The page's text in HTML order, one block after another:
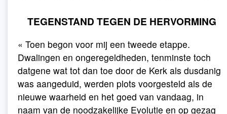
TEGENSTAND TEGEN DE HERVORMING
« Toen begon voor mij een tweede etappe.
Dwalingen en ongeregeldheden, tenminste toch
datgene wat tot dan toe door de Kerk als dusdanig
was aangeduid, werden plots voorgesteld als de
nieuwe waarheid en het goed van vandaag, in
naam van de noodzakelijke Evolutie en op gezag